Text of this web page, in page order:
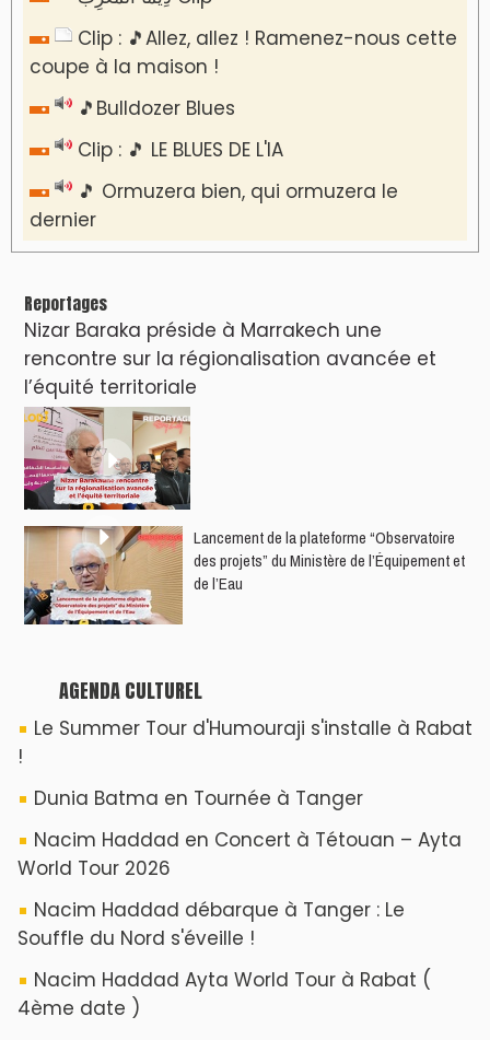
Clip : 🎵Allez, allez ! Ramenez-nous cette
coupe à la maison !
🎵Bulldozer Blues
Clip : 🎵 LE BLUES DE L'IA
🎵 Ormuzera bien, qui ormuzera le
dernier
Reportages
Nizar Baraka préside à Marrakech une
rencontre sur la régionalisation avancée et
l’équité territoriale
​Lancement de la plateforme “Observatoire
des projets” du Ministère de l’Équipement et
de l’Eau
AGENDA CULTUREL
Le Summer Tour d'Humouraji s'installe à Rabat
!
Dunia Batma en Tournée à Tanger
Nacim Haddad en Concert à Tétouan – Ayta
World Tour 2026
Nacim Haddad débarque à Tanger : Le
Souffle du Nord s'éveille !
Nacim Haddad Ayta World Tour à Rabat (
4ème date )